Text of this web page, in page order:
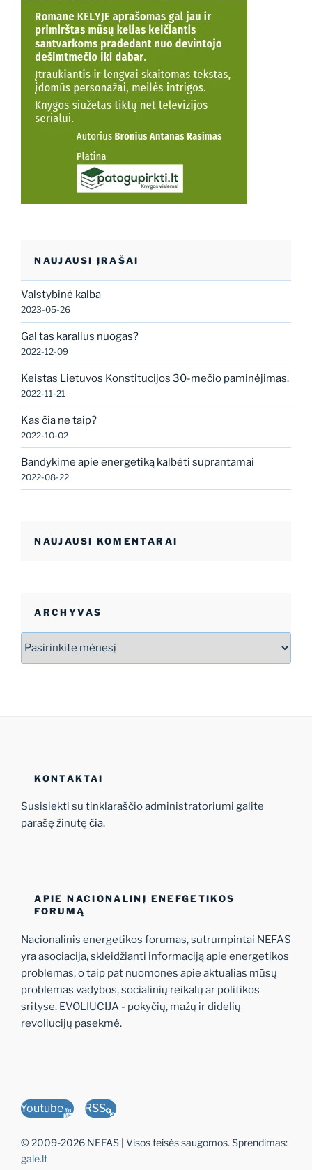
NAUJAUSI ĮRAŠAI
Valstybinė kalba
2023-05-26
Gal tas karalius nuogas?
2022-12-09
Keistas Lietuvos Konstitucijos 30-mečio paminėjimas.
2022-11-21
Kas čia ne taip?
2022-10-02
Bandykime apie energetiką kalbėti suprantamai
2022-08-22
NAUJAUSI KOMENTARAI
ARCHYVAS
Archyvas
KONTAKTAI
Susisiekti su tinklaraščio administratoriumi galite
parašę žinutę čia.
APIE NACIONALINĮ ENEFGETIKOS
FORUMĄ
Nacionalinis energetikos forumas, sutrumpintai NEFAS
yra asociacija, skleidžianti informaciją apie energetikos
problemas, o taip pat nuomones apie aktualias mūsų
problemas vadybos, socialinių reikalų ar politikos
srityse. EVOLIUCIJA - pokyčių, mažų ir didelių
revoliucijų pasekmė.
Youtube RSS
© 2009-2026 NEFAS | Visos teisės saugomos. Sprendimas:
gale.lt